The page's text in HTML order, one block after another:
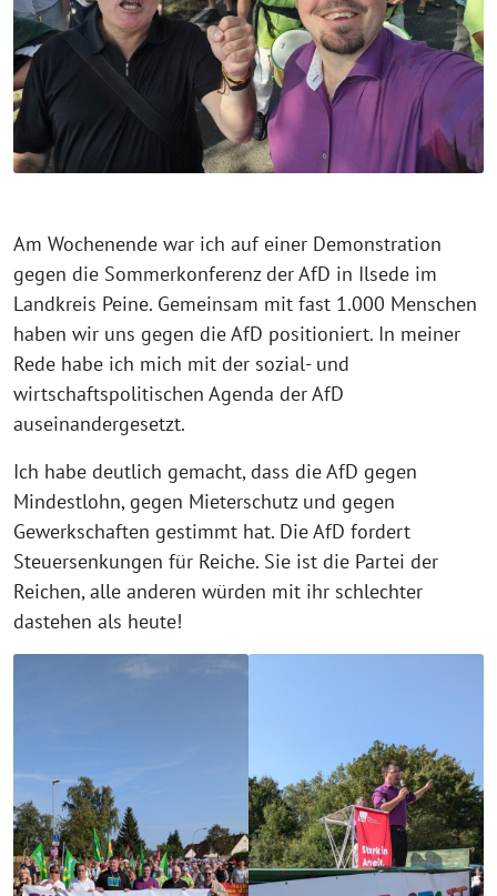
Am Wochenende war ich auf einer Demonstration
gegen die Sommerkonferenz der AfD in Ilsede im
Landkreis Peine. Gemeinsam mit fast 1.000 Menschen
haben wir uns gegen die AfD positioniert. In meiner
Rede habe ich mich mit der sozial- und
wirtschaftspolitischen Agenda der AfD
auseinandergesetzt.
Ich habe deutlich gemacht, dass die AfD gegen
Mindestlohn, gegen Mieterschutz und gegen
Gewerkschaften gestimmt hat. Die AfD fordert
Steuersenkungen für Reiche. Sie ist die Partei der
Reichen, alle anderen würden mit ihr schlechter
dastehen als heute!